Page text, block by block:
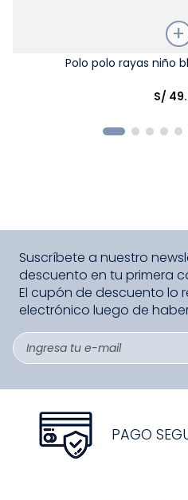
Polo polo rayas niño
S/ 49.
Suscríbete a nuestro
descuento en tu primera
El cupón de descuento lo
electrónico luego de
PAGO